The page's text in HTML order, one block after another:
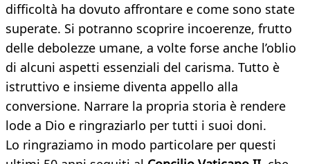
difficoltà ha dovuto affrontare e come sono state
superate. Si potranno scoprire incoerenze, frutto
delle debolezze umane, a volte forse anche l’oblio
di alcuni aspetti essenziali del carisma. Tutto è
istruttivo e insieme diventa appello alla
conversione. Narrare la propria storia è rendere
lode a Dio e ringraziarlo per tutti i suoi doni.
Lo ringraziamo in modo particolare per questi